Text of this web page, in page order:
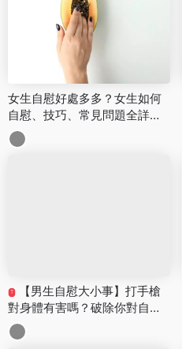
女生自慰好處多多？女生如何
自慰、技巧、常見問題全詳
解！
T
【男生自慰大小事】打手槍
對身體有害嗎？破除你對自慰
的各種迷思